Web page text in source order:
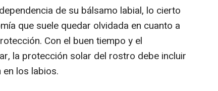
de su bálsamo labial, lo cierto
que suele quedar olvidada en cuanto a
Con el buen tiempo y el
la protección solar del rostro debe incluir
los labios.